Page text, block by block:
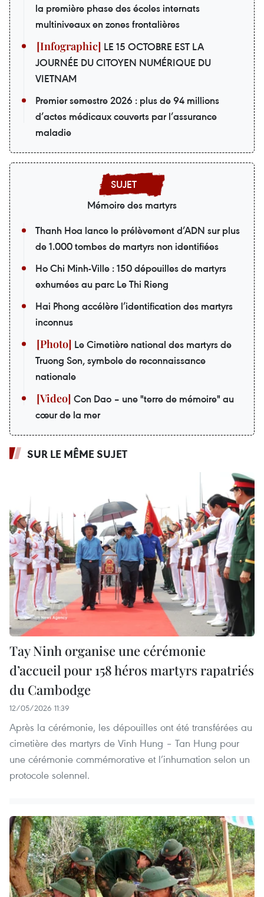
la première phase des écoles internats
multiniveaux en zones frontalières
LE 15 OCTOBRE EST LA
JOURNÉE DU CITOYEN NUMÉRIQUE DU
VIETNAM
Premier semestre 2026 : plus de 94 millions
d’actes médicaux couverts par l’assurance
maladie
Mémoire des martyrs
Thanh Hoa lance le prélèvement d’ADN sur plus
de 1.000 tombes de martyrs non identifiées
Ho Chi Minh-Ville : 150 dépouilles de martyrs
exhumées au parc Le Thi Rieng
Hai Phong accélère l’identification des martyrs
inconnus
Le Cimetière national des martyrs de
Truong Son, symbole de reconnaissance
nationale
Con Dao – une "terre de mémoire" au
cœur de la mer
SUR LE MÊME SUJET
Tay Ninh organise une cérémonie
d’accueil pour 158 héros martyrs rapatriés
du Cambodge
12/05/2026 11:39
Après la cérémonie, les dépouilles ont été transférées au
cimetière des martyrs de Vinh Hung – Tan Hung pour
une cérémonie commémorative et l’inhumation selon un
protocole solennel.